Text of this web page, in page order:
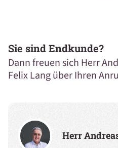
Sie sind Endkunde?
Dann freuen sich Herr
Felix Lang über Ihren
Herr